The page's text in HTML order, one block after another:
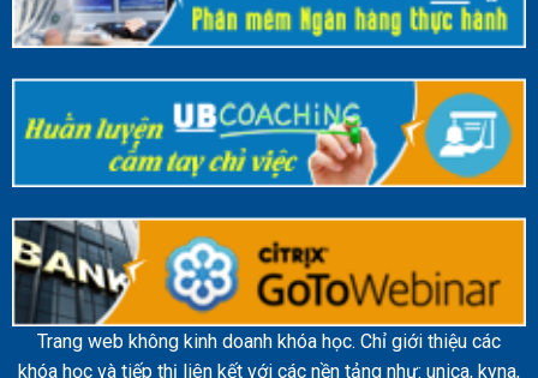
Trang web không kinh doanh khóa học. Chỉ giới thiệu các
khóa học và tiếp thị liên kết với các nền tảng như: unica, kyna,